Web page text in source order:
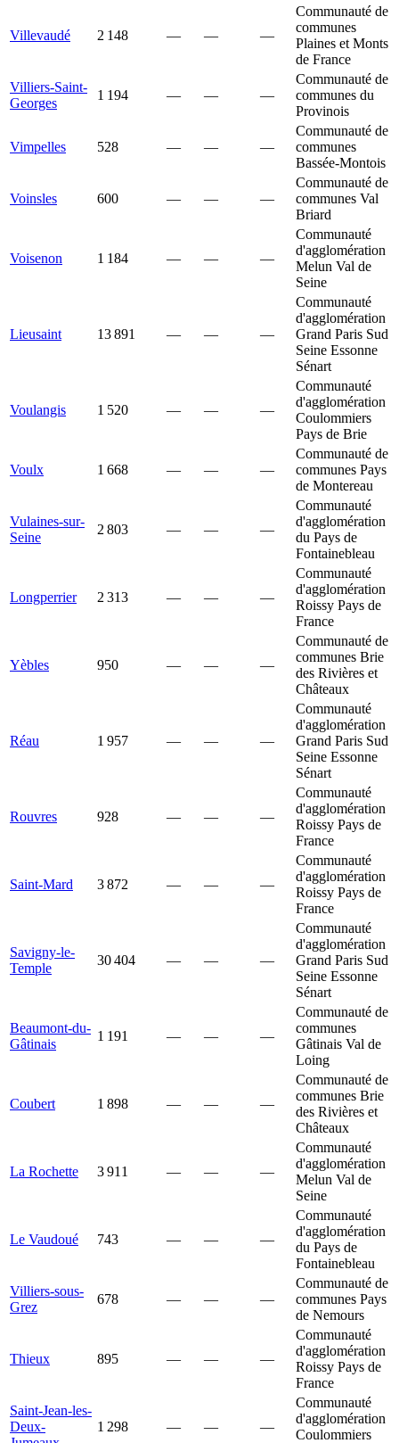
Villevaudé 2 148 — — —
Communauté de
communes
Plaines et Monts
de France
Villiers-Saint-
Georges
1 194 — — —
Communauté de
communes du
Provinois
Vimpelles 528 — — —
Communauté de
communes
Bassée-Montois
Voinsles 600 — — —
Communauté de
communes Val
Briard
Voisenon 1 184 — — —
Communauté
d'agglomération
Melun Val de
Seine
Lieusaint 13 891 — — —
Communauté
d'agglomération
Grand Paris Sud
Seine Essonne
Sénart
Voulangis 1 520 — — —
Communauté
d'agglomération
Coulommiers
Pays de Brie
Voulx 1 668 — — —
Communauté de
communes Pays
de Montereau
Vulaines-sur-
Seine
2 803 — — —
Communauté
d'agglomération
du Pays de
Fontainebleau
Longperrier 2 313 — — —
Communauté
d'agglomération
Roissy Pays de
France
Yèbles 950 — — —
Communauté de
communes Brie
des Rivières et
Châteaux
Réau 1 957 — — —
Communauté
d'agglomération
Grand Paris Sud
Seine Essonne
Sénart
Rouvres 928 — — —
Communauté
d'agglomération
Roissy Pays de
France
Saint-Mard 3 872 — — —
Communauté
d'agglomération
Roissy Pays de
France
Savigny-le-
Temple
30 404 — — —
Communauté
d'agglomération
Grand Paris Sud
Seine Essonne
Sénart
Beaumont-du-
Gâtinais
1 191 — — —
Communauté de
communes
Gâtinais Val de
Loing
Coubert 1 898 — — —
Communauté de
communes Brie
des Rivières et
Châteaux
La Rochette 3 911 — — —
Communauté
d'agglomération
Melun Val de
Seine
Le Vaudoué 743 — — —
Communauté
d'agglomération
du Pays de
Fontainebleau
Villiers-sous-
Grez
678 — — —
Communauté de
communes Pays
de Nemours
Thieux 895 — — —
Communauté
d'agglomération
Roissy Pays de
France
Saint-Jean-les-
Deux-
1 298 — — —
Communauté
d'agglomération
Coulommiers